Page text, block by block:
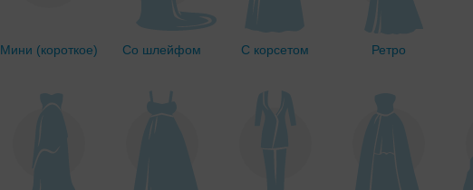
Мини (короткое) Со шлейфом С корсетом Ретро